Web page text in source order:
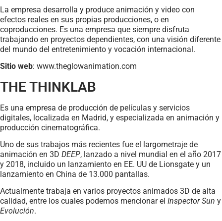
La empresa desarrolla y produce animación y video con
efectos reales en sus propias producciones, o en
coproducciones. Es una empresa que siempre disfruta
trabajando en proyectos dependientes, con una visión diferente
del mundo del entretenimiento y vocación internacional.
Sitio web: www.theglowanimation.com
THE THINKLAB
Es una empresa de producción de películas y servicios
digitales, localizada en Madrid, y especializada en animación y
producción cinematográfica.
Uno de sus trabajos más recientes fue el largometraje de
animación en 3D DEEP, lanzado a nivel mundial en el año 2017
y 2018, incluido un lanzamiento en EE. UU de Lionsgate y un
lanzamiento en China de 13.000 pantallas.
Actualmente trabaja en varios proyectos animados 3D de alta
calidad, entre los cuales podemos mencionar el Inspector Sun y
Evolución.